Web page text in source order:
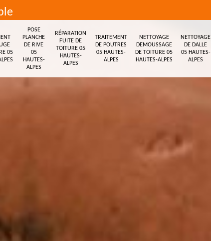
05
POSE
PLANCHE
DE RIVE
05
HAUTES-
ALPES
RÉPARATION
FUITE DE
TOITURE 05
HAUTES-
ALPES
TRAITEMENT
DE POUTRES
05 HAUTES-
ALPES
NETTOYAGE
DEMOUSSAGE
DE TOITURE 05
HAUTES-ALPES
NETTOYAGE
DE DALLE
05 HAUTES-
ALPES